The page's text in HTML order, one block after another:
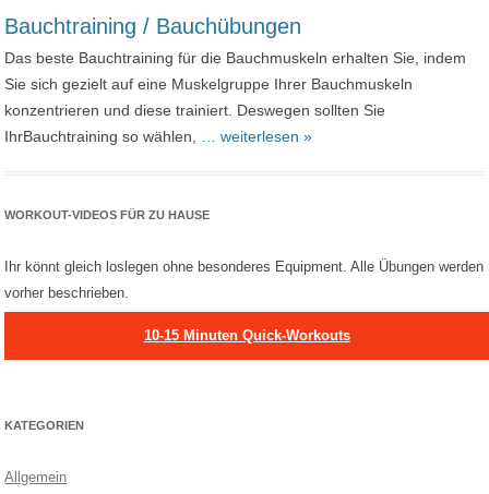
Bauchtraining / Bauchübungen
Das beste Bauchtraining für die Bauchmuskeln erhalten Sie, indem
Sie sich gezielt auf eine Muskelgruppe Ihrer Bauchmuskeln
konzentrieren und diese trainiert. Deswegen sollten Sie
IhrBauchtraining so wählen,
… weiterlesen »
WORKOUT-VIDEOS FÜR ZU HAUSE
Ihr könnt gleich loslegen ohne besonderes Equipment. Alle Übungen werden
vorher beschrieben.
10-15 Minuten Quick-Workouts
KATEGORIEN
Allgemein